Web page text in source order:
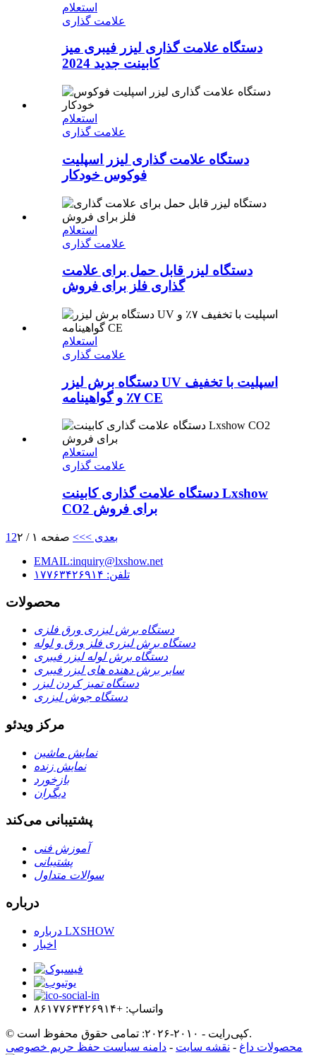
استعلام
علامت گذاری
دستگاه علامت گذاری لیزر فیبری میز
کابینت جدید 2024
استعلام
علامت گذاری
دستگاه علامت گذاری لیزر اسپلیت
فوکوس خودکار
استعلام
علامت گذاری
دستگاه لیزر قابل حمل برای علامت
گذاری فلز برای فروش
استعلام
علامت گذاری
دستگاه برش لیزر UV اسپلیت با تخفیف
۷٪ و گواهینامه CE
استعلام
علامت گذاری
دستگاه علامت گذاری کابینت Lxshow
CO2 برای فروش
1 2 بعدی >>> صفحه ۱ / ۲
EMAIL:inquiry@lxshow.net
تلفن: ۱۷۷۶۳۴۲۶۹۱۴
محصولات
دستگاه برش لیزری ورق فلزی
دستگاه برش لیزری فلز ورق و لوله
دستگاه برش لوله لیزر فیبری
سایر برش دهنده های لیزر فیبری
دستگاه تمیز کردن لیزر
دستگاه جوش لیزری
مرکز ویدئو
نمایش ماشین
نمایش زنده
بازخورد
دیگران
پشتیبانی می‌کند
آموزش فنی
پشتیبانی
سوالات متداول
درباره
درباره LXSHOW
اخبار
واتساپ: +۸۶۱۷۷۶۳۴۲۶۹۱۴
© کپی‌رایت - ۲۰۱۰-۲۰۲۶: تمامی حقوق محفوظ است.
محصولات داغ - نقشه سایت - دامنه سیاست حفظ حریم خصوصی